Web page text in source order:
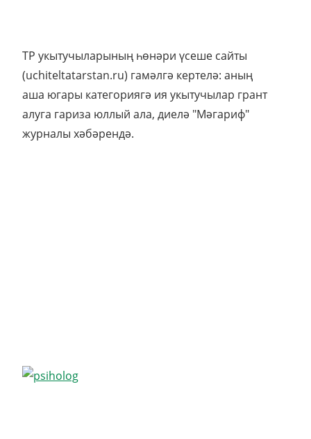
ТР укытучыларының һөнәри үсеше сайты
(uchiteltatarstan.ru) гамәлгә кертелә: аның
аша югары категориягә ия укытучылар грант
алуга гариза юллый ала, диелә "Мәгариф"
журналы хәбәрендә.